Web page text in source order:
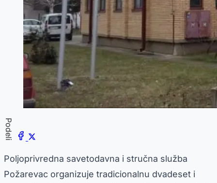
Podeli
Poljoprivredna savetodavna i stručna služba
Požarevac organizuje tradicionalnu dvadeset i